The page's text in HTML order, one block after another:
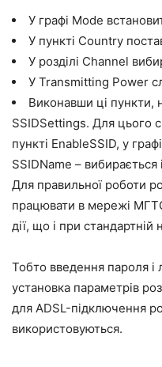
У графі Mode
У пункті Country
У розділі Channel
У Transmitting Power
Виконавши ці пункти,
SSIDSettings. Для цього
пункті EnableSSID, у
SSIDName – вибирається
Для правильної роботи
працювати в мережі
дії, що і при
Тобто введення пароля і
установка параметрів
для ADSL-підключення
використовуються.